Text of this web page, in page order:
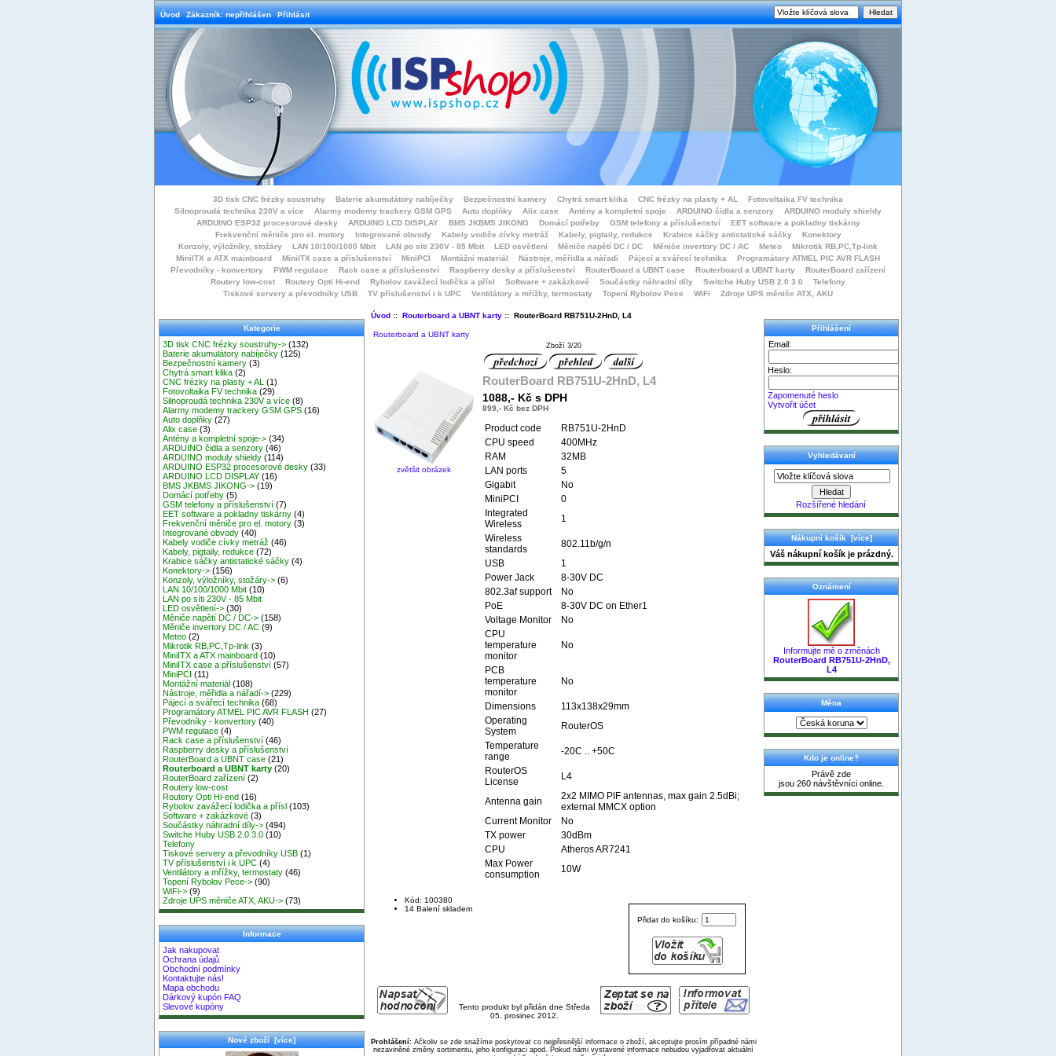
Úvod Zákazník: nepřihlášen Přihlásit
3D tisk CNC frézky soustruhy Baterie akumulátory nabíječky Bezpečnostní kamery Chytrá smart klika CNC frézky na plasty + AL
Fotovoltaika FV technika
Silnoproudá technika 230V a více
Alarmy modemy trackery GSM GPS Auto doplňky Alix case Antény a kompletní spoje ARDUINO čidla a senzory
ARDUINO moduly shieldy
ARDUINO ESP32 procesorové desky
ARDUINO LCD DISPLAY BMS JKBMS JIKONG Domácí potřeby GSM telefony a příslušenství
EET software a pokladny tiskárny
Frekvenční měniče pro el. motory
Integrované obvody Kabely vodiče cívky metráž Kabely, pigtaily, redukce Krabice sáčky antistatické sáčky
Konektory
Konzoly, výložníky, stožáry
LAN 10/100/1000 Mbit LAN po síti 230V - 85 Mbit LED osvětlení Měniče napětí DC / DC Měniče invertory DC / AC Meteo
Mikrotik RB,PC,Tp-link
MiniITX a ATX mainboard
MiniITX case a příslušenství MiniPCI Montážní materiál Nástroje, měřidla a nářadí Pájecí a svářecí technika
Programátory ATMEL PIC AVR FLASH
Převodníky - konvertory
PWM regulace Rack case a příslušenství Raspberry desky a příslušenství RouterBoard a UBNT case Routerboard a UBNT karty
RouterBoard zařízení
Routery low-cost
Routery Opti Hi-end Rybolov zavážecí lodička a přísl Software + zakázkové Součástky náhradní díly Switche Huby USB 2.0 3.0
Telefony
Tiskové servery a převodníky USB
TV příslušenství i k UPC Ventilátory a mřížky, termostaty Topení Rybolov Pece WiFi Zdroje UPS měniče ATX, AKU
Kategorie
3D tisk CNC frézky soustruhy-> (132)
Baterie akumulátory nabíječky (125)
Bezpečnostní kamery (3)
Chytrá smart klika (2)
CNC frézky na plasty + AL
(1)
Fotovoltaika FV technika (29)
Silnoproudá technika 230V a více (8)
Alarmy modemy trackery GSM GPS (16)
Auto doplňky (27)
Alix case (3)
Antény a kompletní spoje-> (34)
ARDUINO čidla a senzory (46)
ARDUINO moduly shieldy (114)
ARDUINO ESP32 procesorové desky (33)
ARDUINO LCD DISPLAY (16)
BMS JKBMS JIKONG-> (19)
Domácí potřeby (5)
GSM telefony a příslušenství (7)
EET software a pokladny tiskárny (4)
Frekvenční měniče pro el. motory (3)
Integrované obvody (40)
Kabely vodiče cívky metráž (46)
Kabely, pigtaily, redukce (72)
Krabice sáčky antistatické sáčky (4)
Konektory-> (156)
Konzoly, výložníky, stožáry-> (6)
LAN 10/100/1000 Mbit (10)
LAN po síti 230V - 85 Mbit
LED osvětlení-> (30)
Měniče napětí DC / DC-> (158)
Měniče invertory DC / AC (9)
Meteo (2)
Mikrotik RB,PC,Tp-link (3)
MiniITX a ATX mainboard (10)
MiniITX case a příslušenství (57)
MiniPCI (11)
Montážní materiál (108)
Nástroje, měřidla a nářadí-> (229)
Pájecí a svářecí technika (68)
Programátory ATMEL PIC AVR FLASH (27)
Převodníky - konvertory (40)
PWM regulace (4)
Rack case a příslušenství (46)
Raspberry desky a příslušenství
RouterBoard a UBNT case (21)
Routerboard a UBNT karty (20)
RouterBoard zařízení (2)
Routery low-cost
Routery Opti Hi-end (16)
Rybolov zavážecí lodička a přísl (103)
Software + zakázkové (3)
Součástky náhradní díly-> (494)
Switche Huby USB 2.0 3.0 (10)
Telefony
Tiskové servery a převodníky USB (1)
TV příslušenství i k UPC (4)
Ventilátory a mřížky, termostaty (46)
Topení Rybolov Pece-> (90)
WiFi-> (9)
Zdroje UPS měniče ATX, AKU-> (73)
Informace
Jak nakupovat
Ochrana údajů
Obchodní podmínky
Kontaktujte nás!
Mapa obchodu
Dárkový kupón FAQ
Slevové kupóny
Nové zboží [více]
Úvod:: Routerboard a UBNT karty:: RouterBoard RB751U-2HnD, L4
Routerboard a UBNT karty
Zboží 3/20
zvětšit obrázek
RouterBoard RB751U-2HnD, L4
1088,- Kč s DPH
899,- Kč bez DPH
Product code
RB751U-2HnD
CPU speed
400MHz
RAM
32MB
LAN ports
5
Gigabit
No
MiniPCI
0
Integrated
Wireless
1
Wireless
standards
802.11b/g/n
USB
1
Power Jack
8-30V DC
802.3af support
No
PoE
8-30V DC on Ether1
Voltage Monitor
No
CPU
temperature
monitor
No
PCB
temperature
monitor
No
Dimensions
113x138x29mm
Operating
System
RouterOS
Temperature
range
-20C .. +50C
RouterOS
License
L4
Antenna gain
2x2 MIMO PIF antennas, max gain 2.5dBi;
external MMCX option
Current Monitor
No
TX power
30dBm
CPU
Atheros AR7241
Max Power
consumption
10W
Přidat do košíku:
Kód: 100380
14 Balení skladem
Tento produkt byl přidán dne Středa
05. prosinec 2012.
Prohlášení:Ačkoliv se zde snažíme poskytovat co nejpřesnější informace o zboží, akceptujte prosím případné námi
nezaviněné změny sortimentu, jeho konfiguraci apod. Pokud námi vystavené informace nebudou vyjadřovat aktuální
Přihlášení
Email:
Heslo:
Zapomenuté heslo
Vytvořit účet
Vyhledávaní
Rozšířené hledání
Nákupní košík [více]
Váš nákupní košík je prázdný.
Oznámení
Informujte mě o změnách
RouterBoard RB751U-2HnD,
L4
Měna
Kdo je online?
Právě zde
jsou 260 návštěvníci online.